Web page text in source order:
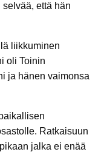
että hän
liikkuminen
oli Toinin
ja hänen vaimonsa
Ratkaisuun
jalka ei enää